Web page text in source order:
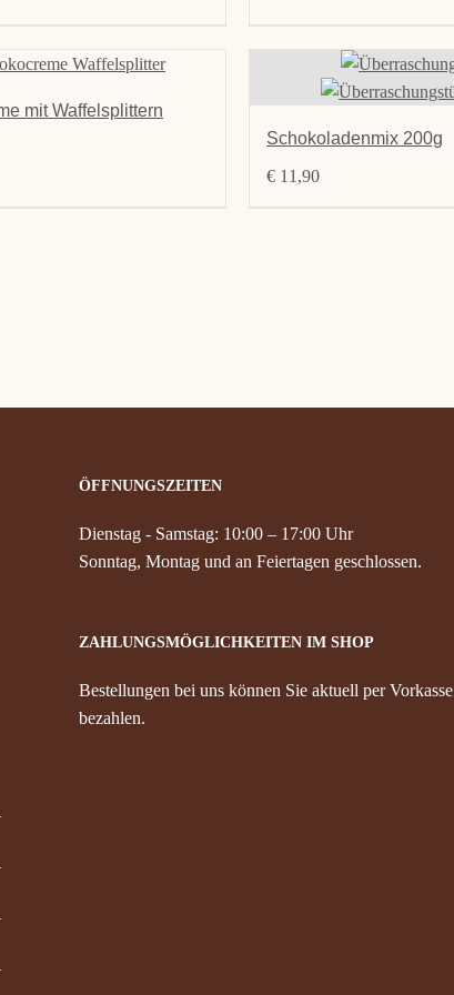
mit Waffelsplittern
Schokoladenmix 200g
€ 11,90
ÖFFNUNGSZEITEN
Dienstag - Samstag: 10:00 – 17:00 Uhr
Sonntag, Montag und an Feiertagen geschlossen.
ZAHLUNGSMÖGLICHKEITEN IM SHOP
Bestellungen bei uns können Sie aktuell per
bezahlen.